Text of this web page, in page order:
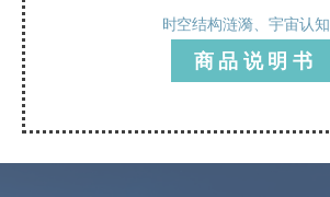
时空结构涟漪、宇宙认知
商品说明书